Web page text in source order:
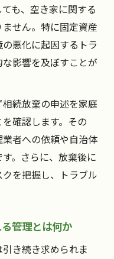
も、空き家に関する
せん。特に固定資産
悪化に起因するトラ
影響を及ぼすことが
続放棄の申述を家庭
確認します。その
者への依頼や自治体
。さらに、放棄後に
を把握し、トラブル
管理とは何か
き続き求められま